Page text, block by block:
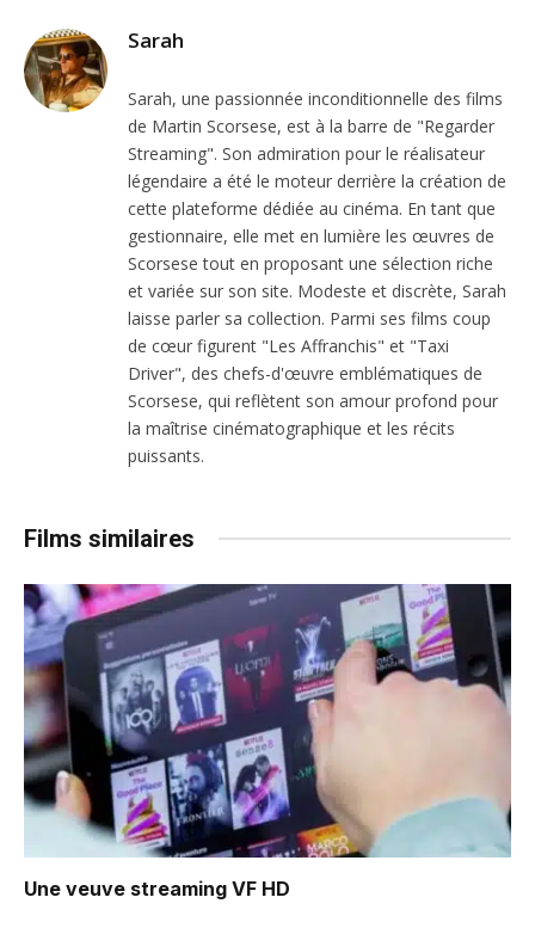
Sarah
Sarah, une passionnée inconditionnelle des films
de Martin Scorsese, est à la barre de "Regarder
Streaming". Son admiration pour le réalisateur
légendaire a été le moteur derrière la création de
cette plateforme dédiée au cinéma. En tant que
gestionnaire, elle met en lumière les œuvres de
Scorsese tout en proposant une sélection riche
et variée sur son site. Modeste et discrète, Sarah
laisse parler sa collection. Parmi ses films coup
de cœur figurent "Les Affranchis" et "Taxi
Driver", des chefs-d'œuvre emblématiques de
Scorsese, qui reflètent son amour profond pour
la maîtrise cinématographique et les récits
puissants.
Films similaires
Une veuve streaming VF HD